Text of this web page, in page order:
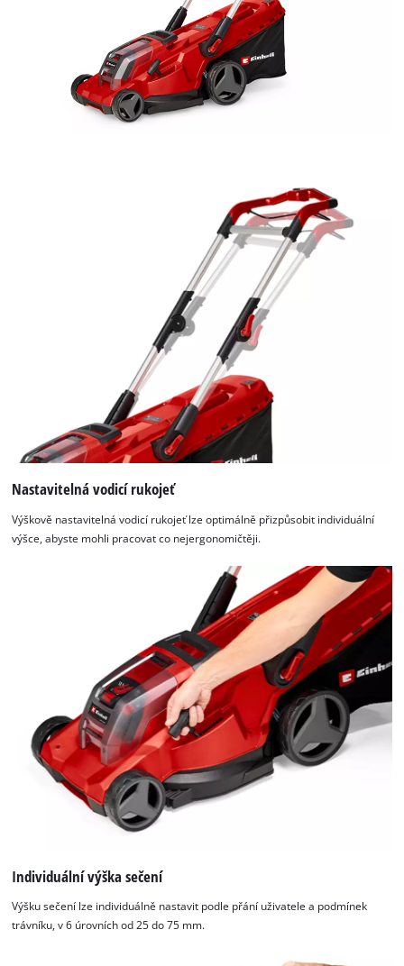
Nastavitelná vodicí rukojeť
Výškově nastavitelná vodicí rukojeť lze optimálně přizpůsobit individuální
výšce, abyste mohli pracovat co nejergonomičtěji.
Individuální výška sečení
Výšku sečení lze individuálně nastavit podle přání uživatele a podmínek
trávníku, v 6 úrovních od 25 do 75 mm.